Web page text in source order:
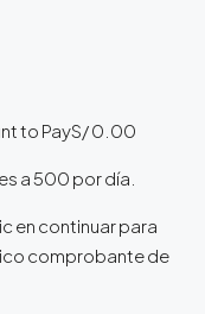
to PayS/0.00
a 500 por día.
en continuar para
comprobante de